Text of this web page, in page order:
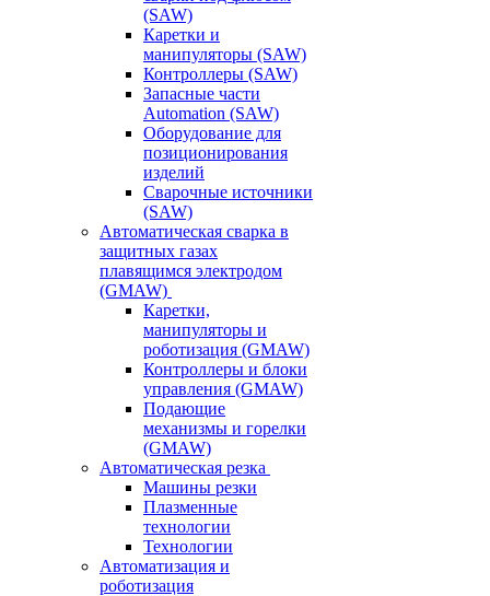
(SAW)
Каретки и
манипуляторы (SAW)
Контроллеры (SAW)
Запасные части
Automation (SAW)
Оборудование для
позиционирования
изделий
Сварочные источники
(SAW)
Автоматическая сварка в
защитных газах
плавящимся электродом
(GMAW)
Каретки,
манипуляторы и
роботизация (GMAW)
Контроллеры и блоки
управления (GMAW)
Подающие
механизмы и горелки
(GMAW)
Автоматическая резка
Машины резки
Плазменные
технологии
Технологии
Автоматизация и
роботизация